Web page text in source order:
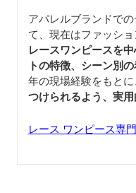
アパレルブランドで
て、現在はファッショ
レースワンピースを
トの特徴、シーン別
年の現場経験をもとに
つけられるよう、実
レース ワンピース専